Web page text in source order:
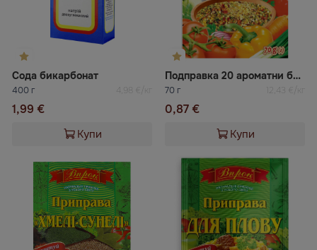
Сода бикарбонат
400 г 4,98 €/кг
1,99 €
Купи
Подправка 20 ароматни билки и зеленчуци Впрок
70 г 12,43 €/кг
0,87 €
Купи